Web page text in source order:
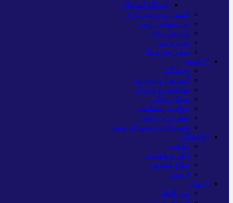
باشگاه استقلال
کشتی و وزنه‌برداری
ورزشهای رزمی
ورزش زنان
توپ و تور
سایر حوزه ها
*جامعه
دانشگاه
آموزش و پرورش
بهداشت و درمان
سبک زندگی
حوادث، انتظامی
شهری و رفاهی
شهرداری و شورای شهر
*فرهنگی
مذهبی
ایثار و شهادت
دفاع مقدس
اربعین
*جهان
بین الملل